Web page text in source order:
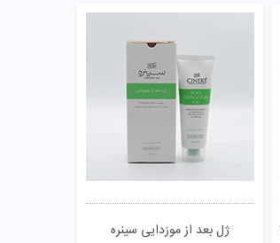
ژل بعد از موزدایی سینره